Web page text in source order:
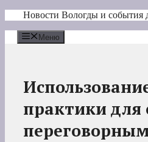
Перейти
содержимому
Новости Вологды и события
Меню
практики для